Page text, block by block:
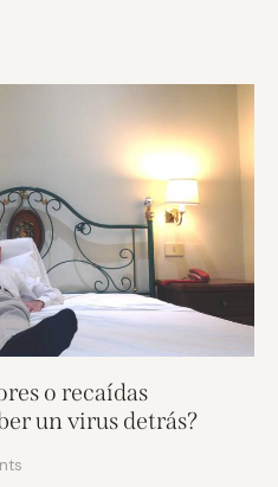
o recaídas
un virus detrás?